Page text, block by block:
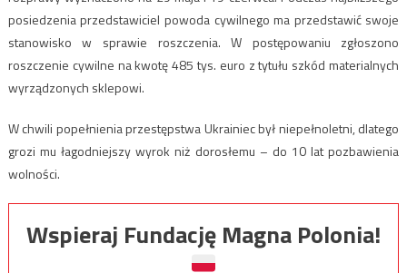
posiedzenia przedstawiciel powoda cywilnego ma przedstawić swoje
stanowisko w sprawie roszczenia. W postępowaniu zgłoszono
roszczenie cywilne na kwotę 485 tys. euro z tytułu szkód materialnych
wyrządzonych sklepowi.
W chwili popełnienia przestępstwa Ukrainiec był niepełnoletni, dlatego
grozi mu łagodniejszy wyrok niż dorosłemu – do 10 lat pozbawienia
wolności.
Wspieraj Fundację Magna Polonia!